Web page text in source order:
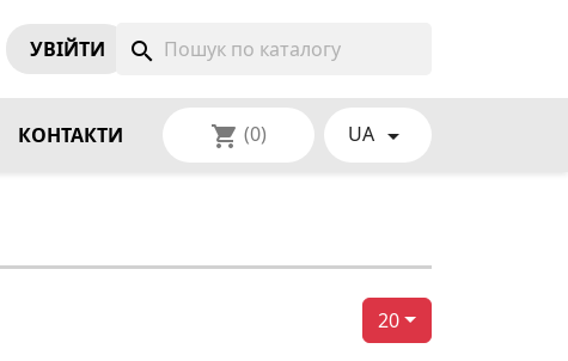
УВIЙТИ search
КОНТАКТИ shopping_cart (0) UA 
20